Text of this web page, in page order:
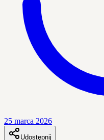
25 marca 2026
Udostępnij